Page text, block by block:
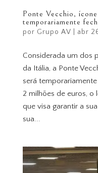
Ponte Vecchio,
temporariamente
por Grupo AV abr
Considerada um dos
da Itália, a Ponte
será
2 milhões de euros, o
que visa garantir a
sua...